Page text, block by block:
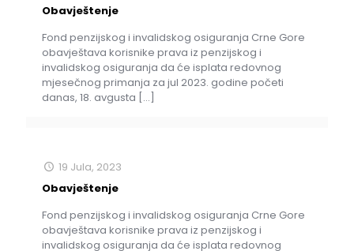
Obavještenje
Fond penzijskog i invalidskog osiguranja Crne Gore
obavještava korisnike prava iz penzijskog i
invalidskog osiguranja da će isplata redovnog
mjesečnog primanja za jul 2023. godine početi
danas, 18. avgusta […]
19 Jula, 2023
Obavještenje
Fond penzijskog i invalidskog osiguranja Crne Gore
obavještava korisnike prava iz penzijskog i
invalidskog osiguranja da će isplata redovnog